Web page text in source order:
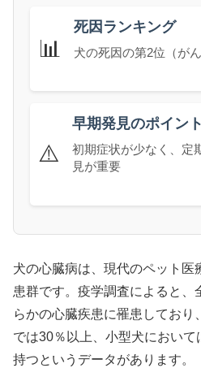
📊
死因ランキング
犬の死因の第2位（が
⚠️
早期発見のポイント
初期症状が少なく、定
見が重要
犬の心臓病は、現代のペット医
患群です。疫学調査によると、
らかの心臓疾患に罹患しており
では30％以上、小型犬におい
持つというデータがあります。